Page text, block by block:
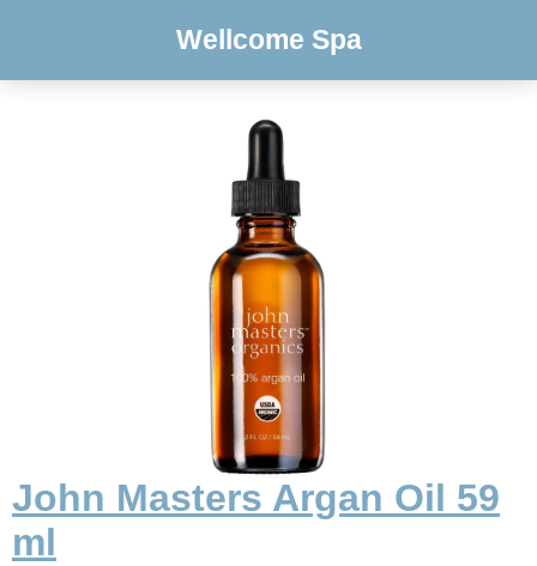
Wellcome Spa
John Masters Argan Oil 59
ml